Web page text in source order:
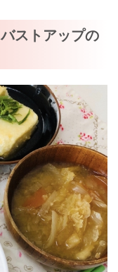
ストアップの